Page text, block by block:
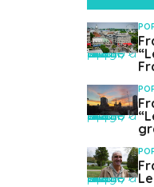
Certificat de
conditions dans un
Européens. Les
au Québec et les
province peuvent
l’expérience
accéléré permettant
environ un mois.
" class="attachment-mvp-small-thumb size-mvp-small-thumb wp-post-image" alt="" />
" class="attachment-mvp-small-thumb size-mvp-small-thumb wp-post-image" alt="" />
" class="attachment-mvp-small-thumb size-mvp-small-thumb wp-post-image" alt="" />